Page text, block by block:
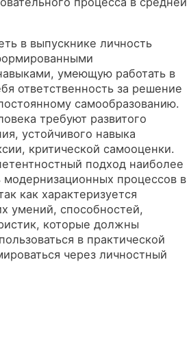
в выпускнике личность
умеющую работать в
ответственность за решение
самообразованию.
требуют развитого
устойчивого навыка
критической самооценки.
подход наиболее
модернизационных процессов в
как характеризуется
умений, способностей,
которые должны
в практической
через личностный